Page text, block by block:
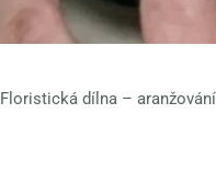
Floristická dílna –